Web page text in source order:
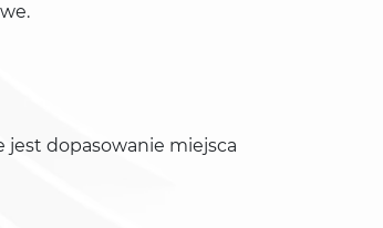
jest dopasowanie miejsca